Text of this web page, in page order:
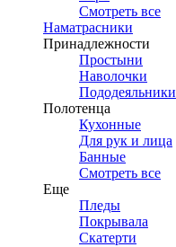
Смотреть все
Наматрасники
Принадлежности
Простыни
Наволочки
Пододеяльники
Полотенца
Кухонные
Для рук и лица
Банные
Смотреть все
Еще
Пледы
Покрывала
Скатерти